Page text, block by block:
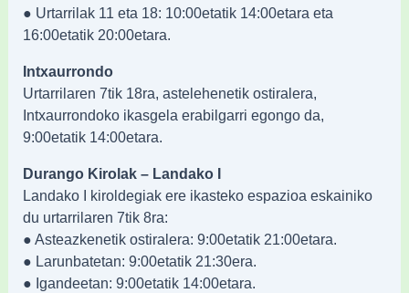
● Urtarrilak 11 eta 18: 10:00etatik 14:00etara eta
16:00etatik 20:00etara.
Intxaurrondo
Urtarrilaren 7tik 18ra, astelehenetik ostiralera,
Intxaurrondoko ikasgela erabilgarri egongo da,
9:00etatik 14:00etara.
Durango Kirolak – Landako I
Landako I kiroldegiak ere ikasteko espazioa eskainiko
du urtarrilaren 7tik 8ra:
● Asteazkenetik ostiralera: 9:00etatik 21:00etara.
● Larunbatetan: 9:00etatik 21:30era.
● Igandeetan: 9:00etatik 14:00etara.